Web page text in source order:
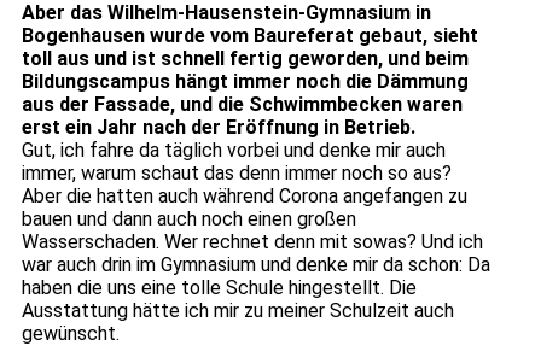
Aber das Wilhelm-Hausenstein-Gymnasium in
Bogenhausen wurde vom Baureferat gebaut, sieht
toll aus und ist schnell fertig geworden, und beim
Bildungscampus hängt immer noch die Dämmung
aus der Fassade, und die Schwimmbecken waren
erst ein Jahr nach der Eröffnung in Betrieb.
Gut, ich fahre da täglich vorbei und denke mir auch
immer, warum schaut das denn immer noch so aus?
Aber die hatten auch während Corona angefangen zu
bauen und dann auch noch einen großen
Wasserschaden. Wer rechnet denn mit sowas? Und ich
war auch drin im Gymnasium und denke mir da schon: Da
haben die uns eine tolle Schule hingestellt. Die
Ausstattung hätte ich mir zu meiner Schulzeit auch
gewünscht.